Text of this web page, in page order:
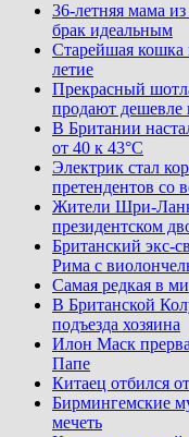
36-летняя мама
брак идеальным
Старейшая кошка
летие
Прекрасный
продают дешевле
В Британии
от 40 к 43°C
Электрик стал
претендентов со
Жители Шри-
президентском
Британский экс-
Рима с
Самая редкая в
В Британской
подъезда хозяина
Илон Маск
Папе
Китаец отбился
Бирмингемские
мечеть